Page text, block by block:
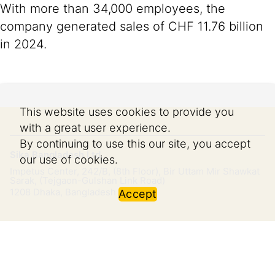
With more than 34,000 employees, the
company generated sales of CHF 11.76 billion
in 2024.
Sika Bangladesh Ltd.
This website uses cookies to provide you
with a great user experience.
By continuing to use this our site, you accept
our use of cookies.
Accept